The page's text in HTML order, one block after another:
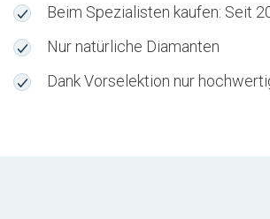
kaufen
N22HNEZ
Menge
Beim Spezialisten kaufen: Seit
Nur natürliche Diamanten
Dank Vorselektion nur